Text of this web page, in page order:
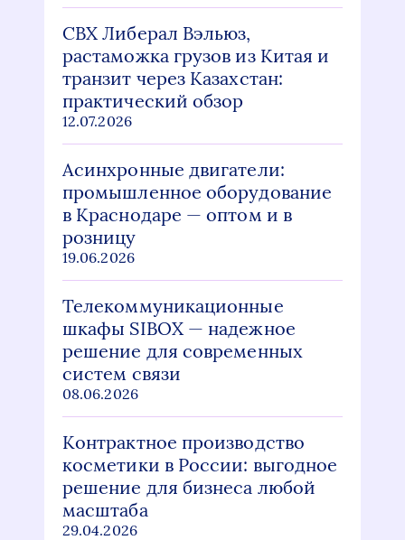
СВХ Либерал Вэльюз,
растаможка грузов из Китая и
транзит через Казахстан:
практический обзор
12.07.2026
Асинхронные двигатели:
промышленное оборудование
в Краснодаре — оптом и в
розницу
19.06.2026
Телекоммуникационные
шкафы SIBOX — надежное
решение для современных
систем связи
08.06.2026
Контрактное производство
косметики в России: выгодное
решение для бизнеса любой
масштаба
29.04.2026